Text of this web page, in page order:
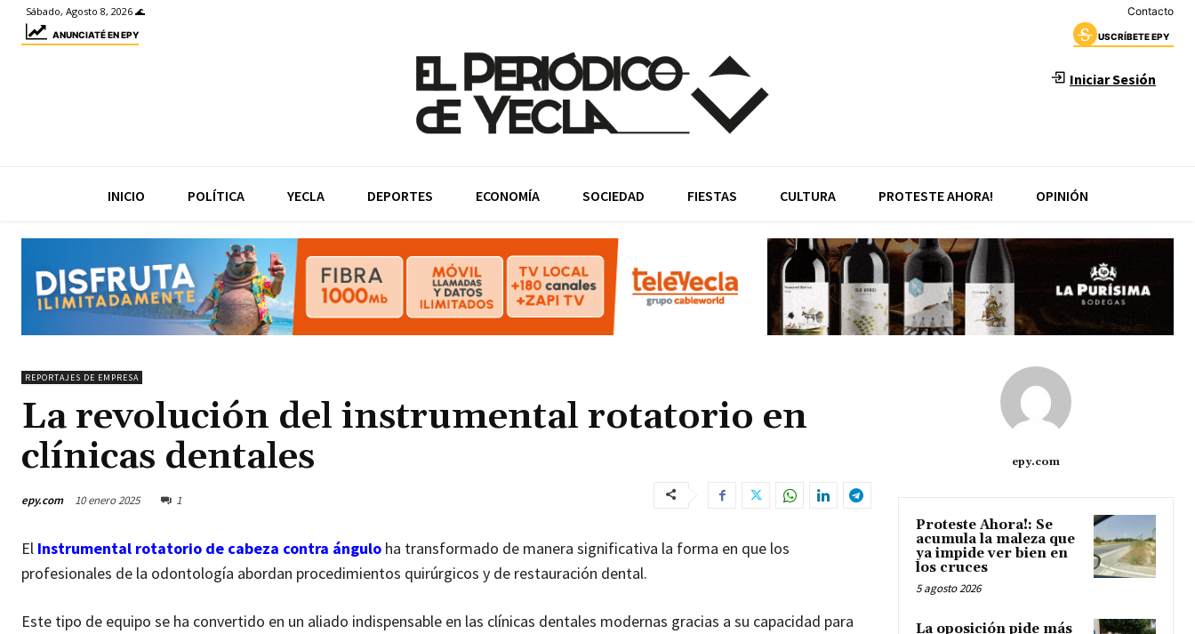
Sábado, Agosto 8, 2026 🌊 Contacto
ANUNCIATÉ EN EPY USCRÍBETE EPY
Iniciar Sesión
INICIO POLÍTICA YECLA DEPORTES ECONOMÍA SOCIEDAD FIESTAS CULTURA PROTESTE AHORA! OPINIÓN
REPORTAJES DE EMPRESA
La revolución del instrumental rotatorio en
clínicas dentales
epy.com 10 enero 2025 1
El Instrumental rotatorio de cabeza contra ángulo ha transformado de manera significativa la forma en que los
profesionales de la odontología abordan procedimientos quirúrgicos y de restauración dental.
Este tipo de equipo se ha convertido en un aliado indispensable en las clínicas dentales modernas gracias a su capacidad para
epy.com
Proteste Ahora!: Se
acumula la maleza que
ya impide ver bien en
los cruces
5 agosto 2026
La oposición pide más